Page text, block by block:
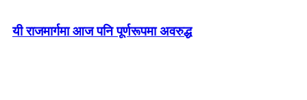
यी राजमार्गमा आज पनि पूर्णरूपमा अवरुद्ध